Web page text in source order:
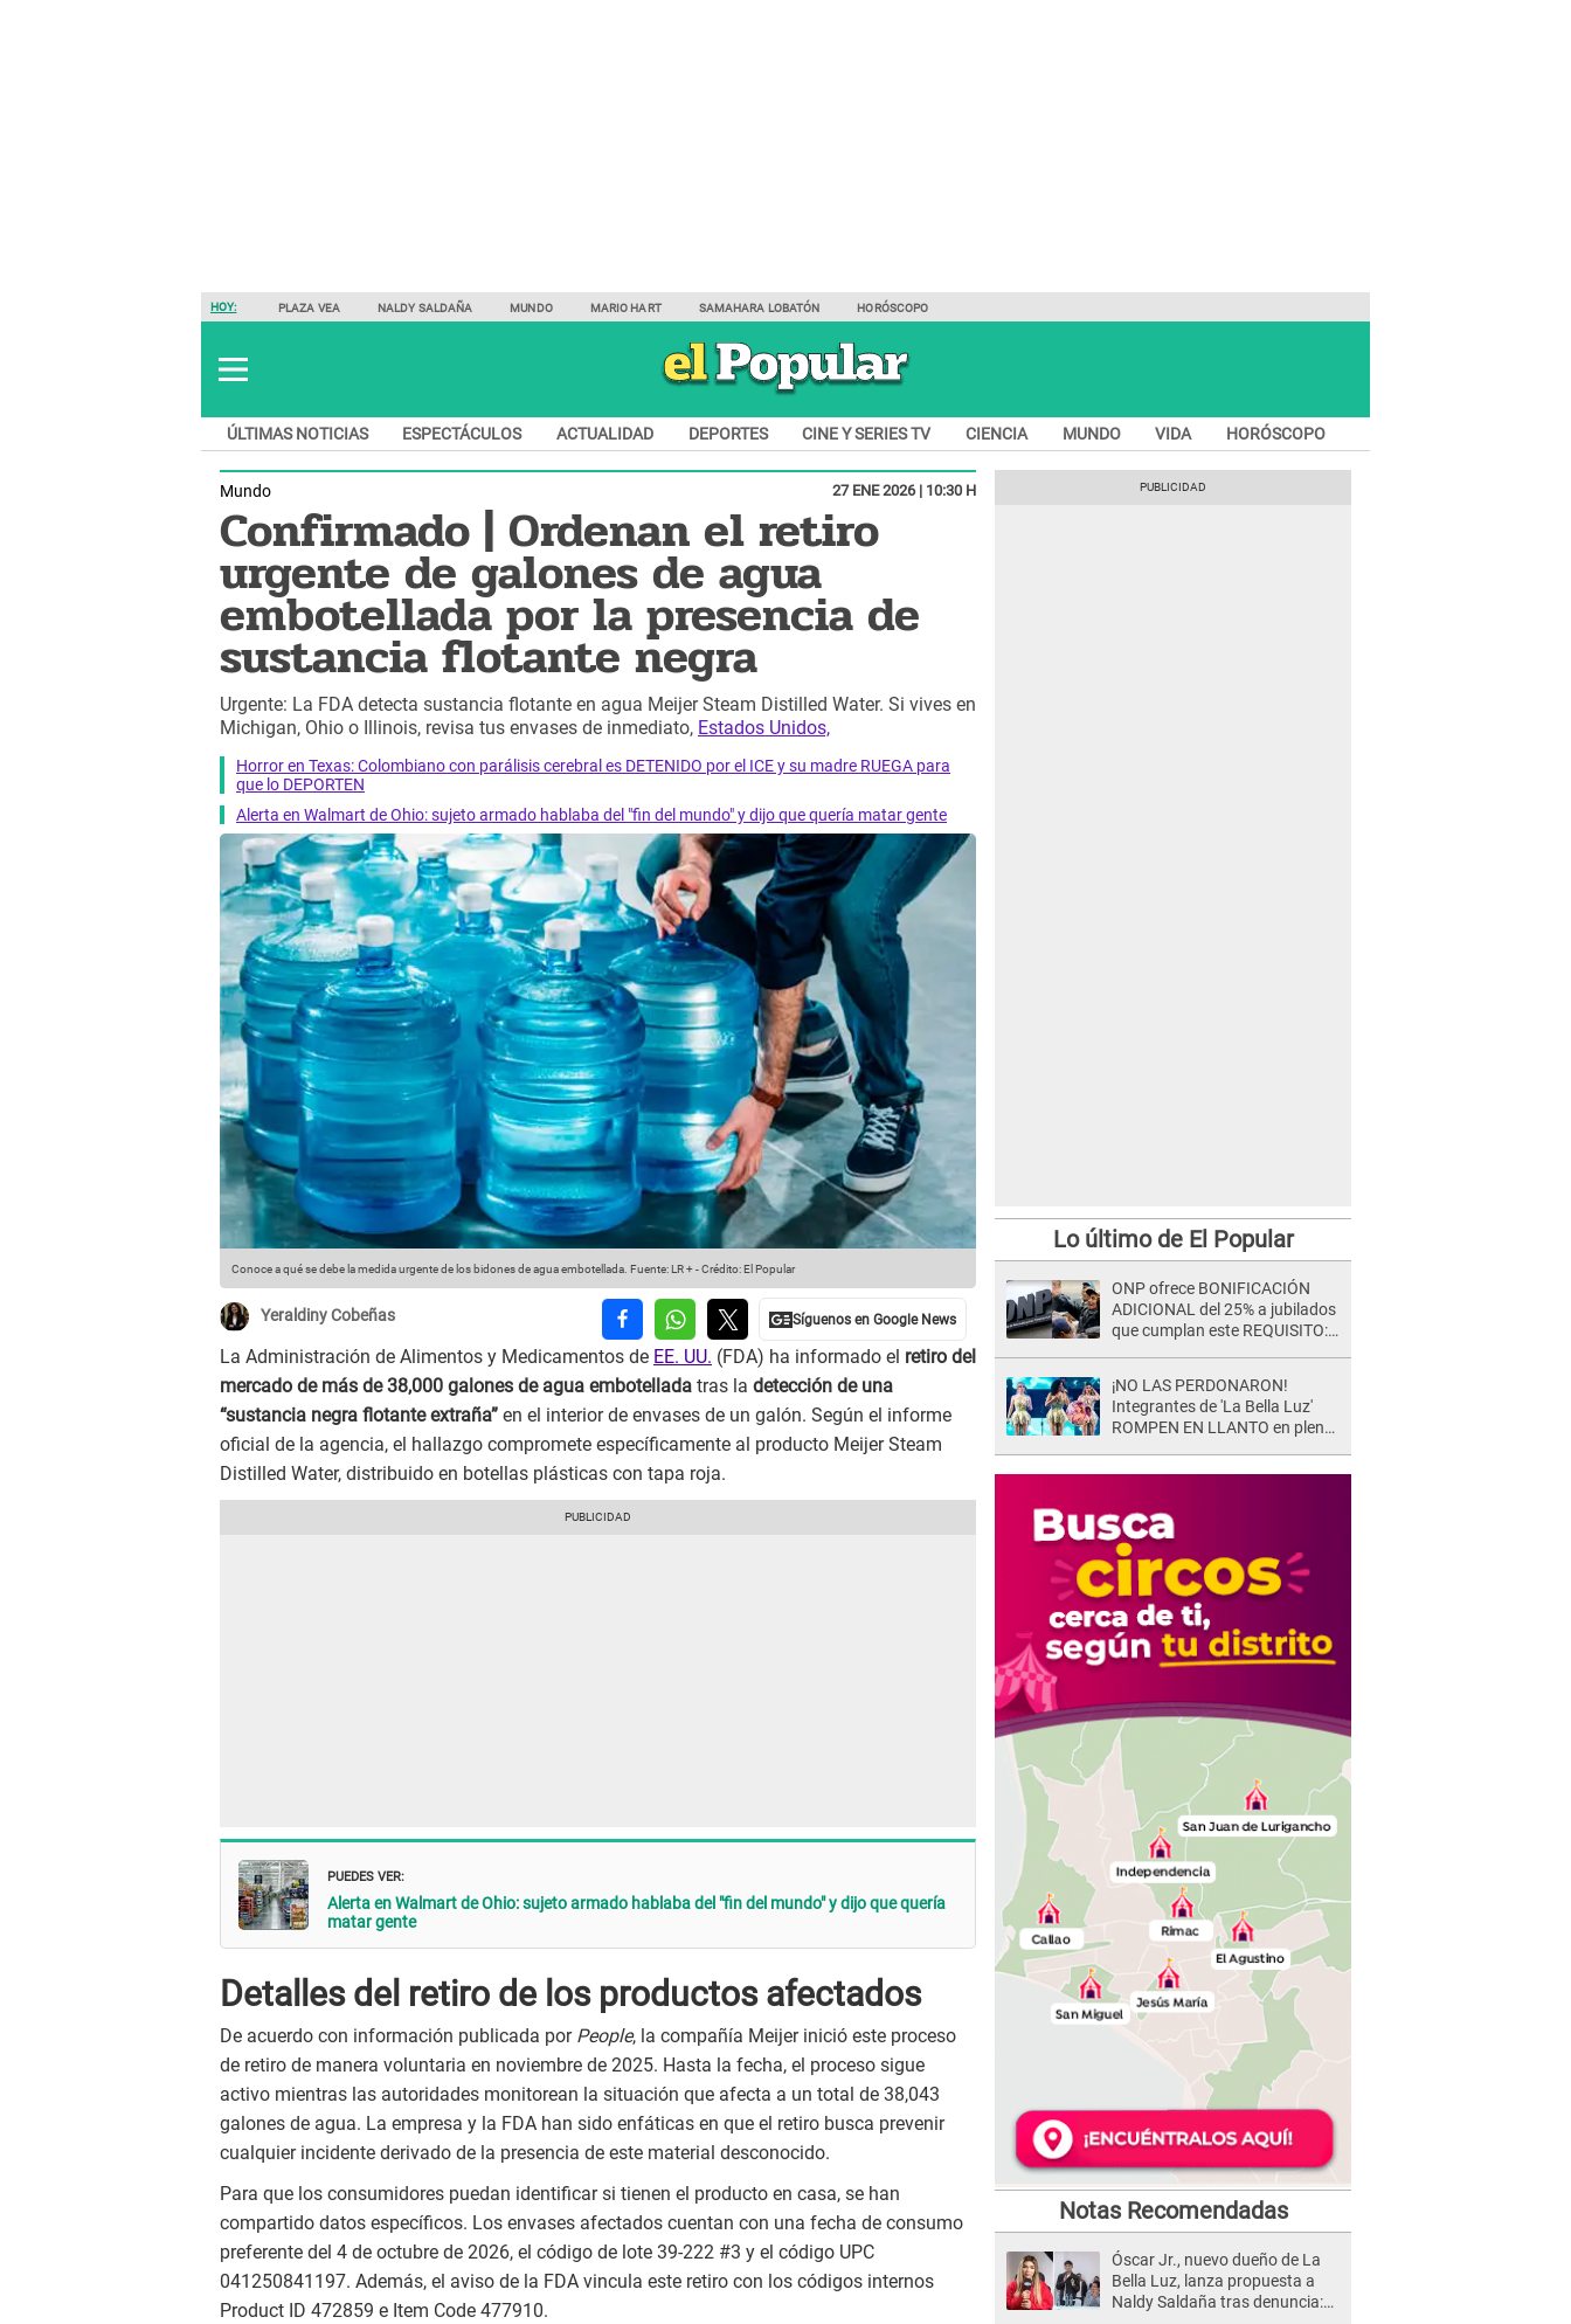
HOY: PLAZA VEA NALDY SALDAÑA MUNDO MARIO HART SAMAHARA LOBATÓN HORÓSCOPO
ÚLTIMAS NOTICIAS ESPECTÁCULOS ACTUALIDAD DEPORTES CINE Y SERIES TV CIENCIA MUNDO VIDA HORÓSCOPO
Mundo 27 ENE 2026 | 10:30 H
Confirmado | Ordenan el retiro
urgente de galones de agua
embotellada por la presencia de
sustancia flotante negra
Urgente: La FDA detecta sustancia flotante en agua Meijer Steam Distilled Water. Si vives en
Michigan, Ohio o Illinois, revisa tus envases de inmediato, Estados Unidos,
Horror en Texas: Colombiano con parálisis cerebral es DETENIDO por el ICE y su madre RUEGA para
que lo DEPORTEN
Alerta en Walmart de Ohio: sujeto armado hablaba del "fin del mundo" y dijo que quería matar gente
Conoce a qué se debe la medida urgente de los bidones de agua embotellada. Fuente: LR +-Crédito: El Popular
Yeraldiny Cobeñas
La Administración de Alimentos y Medicamentos de EE. UU. (FDA) ha informado el retiro del
mercado de más de 38,000 galones de agua embotellada tras la detección de una
“sustancia negra flotante extraña” en el interior de envases de un galón. Según el informe
oficial de la agencia, el hallazgo compromete específicamente al producto Meijer Steam
Distilled Water, distribuido en botellas plásticas con tapa roja.
PUEDES VER:
Alerta en Walmart de Ohio: sujeto armado hablaba del "fin del mundo" y dijo que quería
matar gente
Detalles del retiro de los productos afectados
De acuerdo con información publicada por People, la compañía Meijer inició este proceso
de retiro de manera voluntaria en noviembre de 2025. Hasta la fecha, el proceso sigue
activo mientras las autoridades monitorean la situación que afecta a un total de 38,043
galones de agua. La empresa y la FDA han sido enfáticas en que el retiro busca prevenir
cualquier incidente derivado de la presencia de este material desconocido.
Para que los consumidores puedan identificar si tienen el producto en casa, se han
compartido datos específicos. Los envases afectados cuentan con una fecha de consumo
preferente del 4 de octubre de 2026, el código de lote 39-222 #3 y el código UPC
041250841197. Además, el aviso de la FDA vincula este retiro con los códigos internos
Product ID 472859 e Item Code 477910.
Lo último de El Popular
ONP ofrece BONIFICACIÓN
ADICIONAL del 25% a jubilados
que cumplan este REQUISITO:
¡NO LAS PERDONARON!
Integrantes de 'La Bella Luz'
ROMPEN EN LLANTO en pleno
Notas Recomendadas
Óscar Jr., nuevo dueño de La
Bella Luz, lanza propuesta a
Naldy Saldaña tras denuncia: